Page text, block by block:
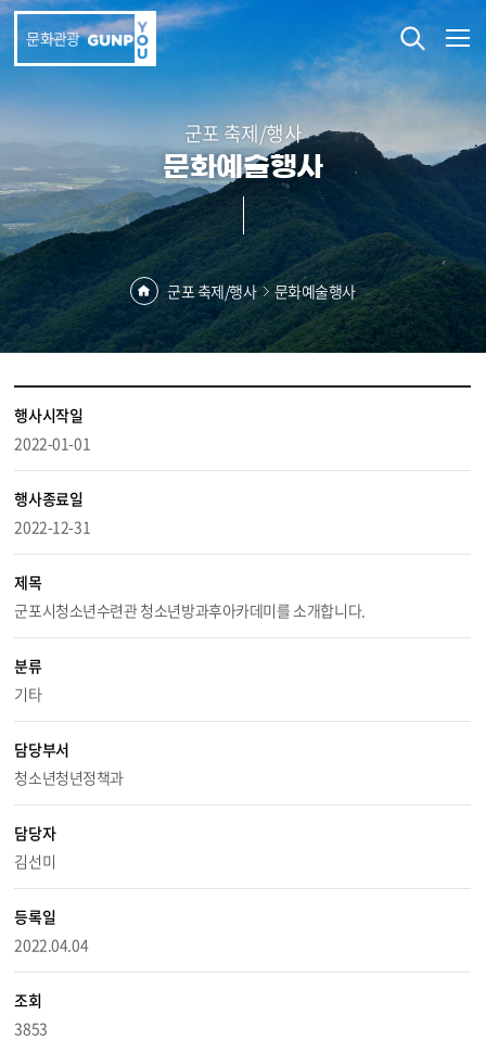
본문 바로가기
문화관광
군포 축제/행사
문화예술행사
군포 축제/행사 문화예술행사
행사시작일
2022-01-01
행사종료일
2022-12-31
제목
군포시청소년수련관 청소년방과후아카데미를 소개합니다.
분류
기타
담당부서
청소년청년정책과
담당자
김선미
등록일
2022.04.04
조회
3853